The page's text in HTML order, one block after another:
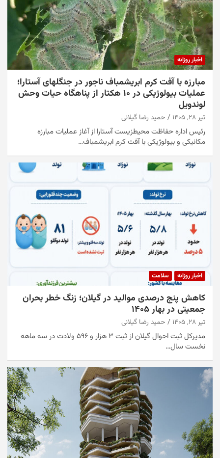
اخبار روزانه
مبارزه با آفت کرم ابریشمباف ناجور در جنگلهای آستارا؛
عملیات بیولوژیکی در ۱۰ هکتار از پناهگاه حیات وحش
لوندویل
تیر ۲۸, ۱۴۰۵ حمید رضا گیلانی
رئیس اداره حفاظت محیطزیست آستارا از آغاز عملیات مبارزه
مکانیکی و بیولوژیکی با آفت کرم ابریشمباف…
اخبار روزانه سلامت
کاهش پنج درصدی موالید در گیلان؛ زنگ خطر بحران
جمعیتی در بهار ۱۴۰۵
تیر ۲۸, ۱۴۰۵ حمید رضا گیلانی
مدیرکل ثبت احوال گیلان از ثبت ۳ هزار و ۵۹۶ ولادت در سه ماهه
نخست سال…